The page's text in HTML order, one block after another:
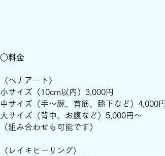
○料金
〈ヘナアート〉
小サイズ（10cm以内）3,000円
中サイズ（手〜腕、首筋、膝下など）4,000円
大サイズ（背中、お腹など）5,000円〜
（組み合わせも可能です）
〈レイキヒーリング〉​